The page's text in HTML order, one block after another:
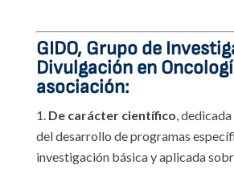
GIDO, Grupo de
Divulgación en
asociación:
De carácter científico,
del desarrollo de programas
investigación básica y aplicada